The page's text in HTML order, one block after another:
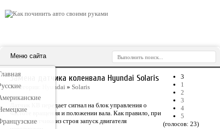
Меню сайта
3
1
2
3
4
5
(голосов: 23)
Замена датчика коленвала Hyundai Solaris
Категория: Hyundai » Solaris
Датчик КВ передает сигнал на блок управления о
частоте вращения и положении вала. Как правило, при
выходе датчика из строя запуск двигателя